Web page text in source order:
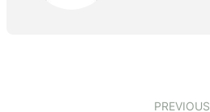
PREVIOUS